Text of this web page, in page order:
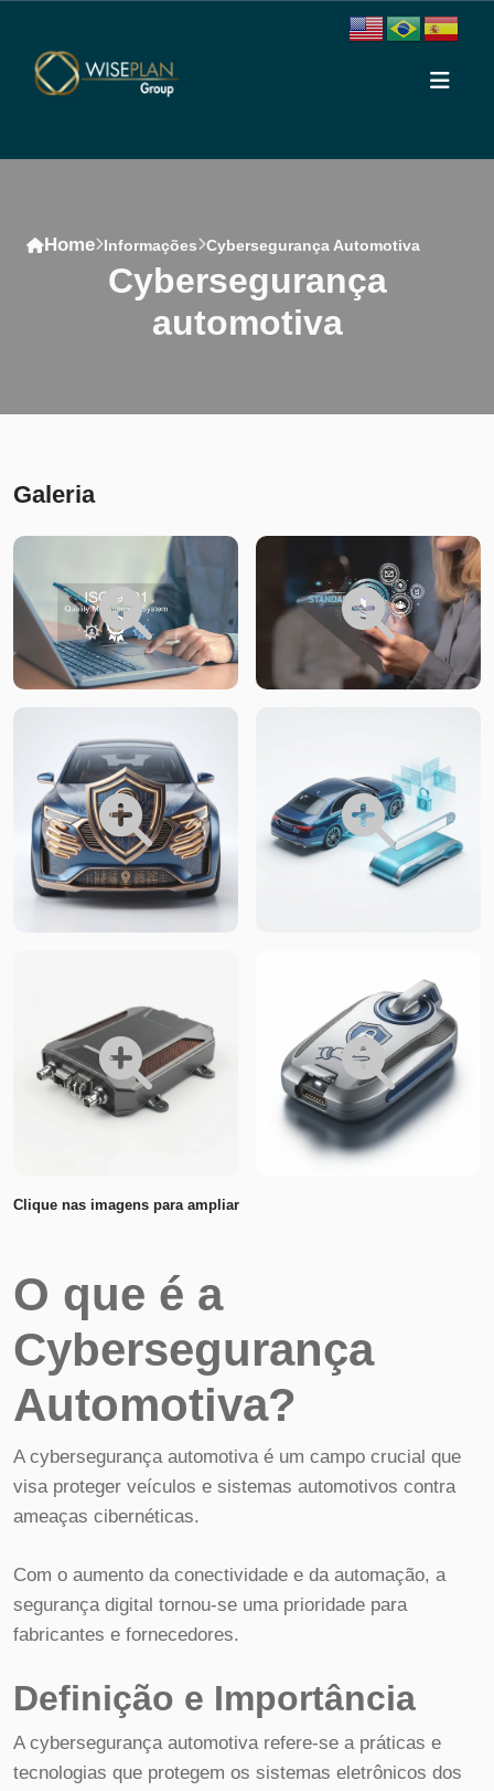
Home Informações Cybersegurança Automotiva
cybersegurança
automotiva
Galeria
Clique nas imagens para ampliar
O que é a
Cybersegurança
Automotiva?
A cybersegurança automotiva é um campo crucial que
visa proteger veículos e sistemas automotivos contra
ameaças cibernéticas.
Com o aumento da conectividade e da automação, a
segurança digital tornou-se uma prioridade para
fabricantes e fornecedores.
Definição e Importância
A cybersegurança automotiva refere-se a práticas e
tecnologias que protegem os sistemas eletrônicos dos